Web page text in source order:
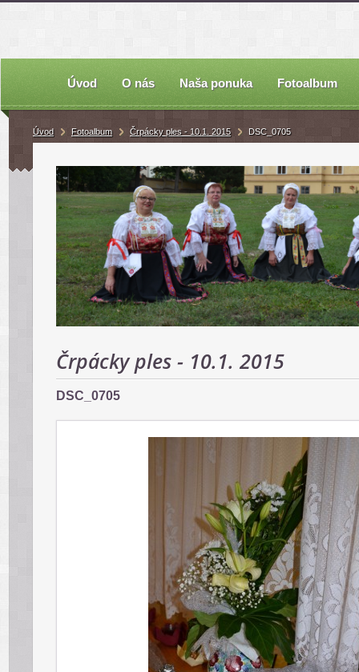
Úvod O nás Naša ponuka Fotoalbum
Úvod Fotoalbum Črpácky ples - 10.1. 2015 DSC_0705
Črpácky ples - 10.1. 2015
DSC_0705